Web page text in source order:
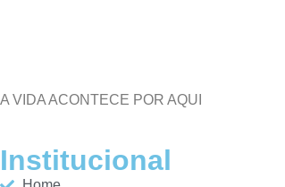
A VIDA ACONTECE POR AQUI
Institucional